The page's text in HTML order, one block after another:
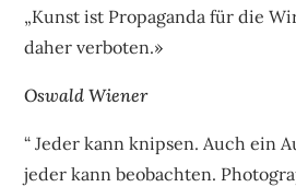
„Kunst ist Propaganda für die
daher verboten.»
Oswald Wiener
“ Jeder kann knipsen. Auch ein
jeder kann beobachten.